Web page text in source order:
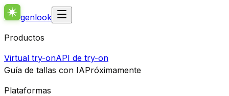
genlook
Productos
Virtual try-onAPI de try-on
Guía de tallas con IAPróximamente
Plataformas